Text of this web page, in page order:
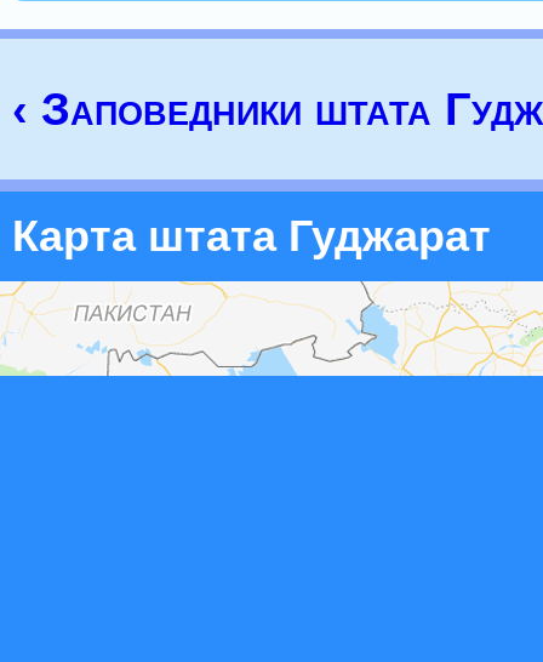
‹ Заповедники штата
Карта штата Гуджарат